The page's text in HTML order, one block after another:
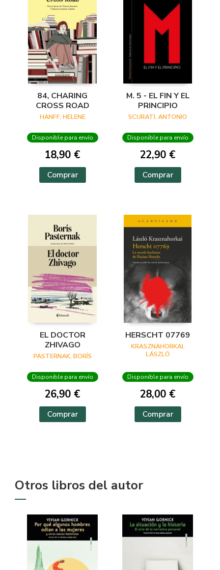
84, CHARING
CROSS ROAD
HANFF, HELENE
Disponible para envío
18,90 €
Comprar
M. 5 - EL FIN Y EL
PRINCIPIO
SCURATI, ANTONIO
Disponible para envío
22,90 €
Comprar
EL DOCTOR
ZHIVAGO
PASTERNAK, BORÍS
Disponible para envío
26,90 €
Comprar
HERSCHT 07769
KRASZNAHORKAI,
LÁSZLÓ
Disponible para envío
28,00 €
Comprar
Otros libros del autor